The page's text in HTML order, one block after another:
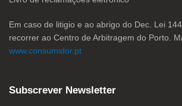
Em caso de litigio e ao abrigo do Dec. Lei
recorrer ao Centro de Arbitragem do Porto.
www.consumidor.pt
Subscrever Newsletter